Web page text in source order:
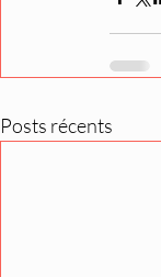
Posts récents